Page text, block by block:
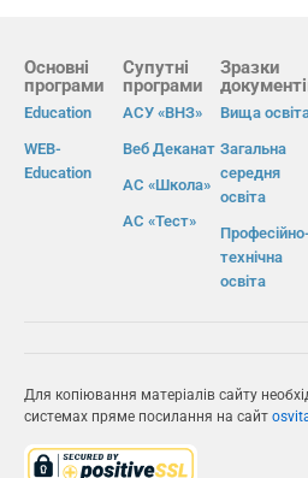
Основні
програми
Education
WEB-
Education
Супутні
програми
АСУ «ВНЗ»
Веб Деканат
АС «Школа»
АС «Тест»
Зразки
Вища
Загальна
середня
освіта
Професійно-
технічна
освіта
Для копіювання матеріалів сайту
системах пряме посилання на сайт